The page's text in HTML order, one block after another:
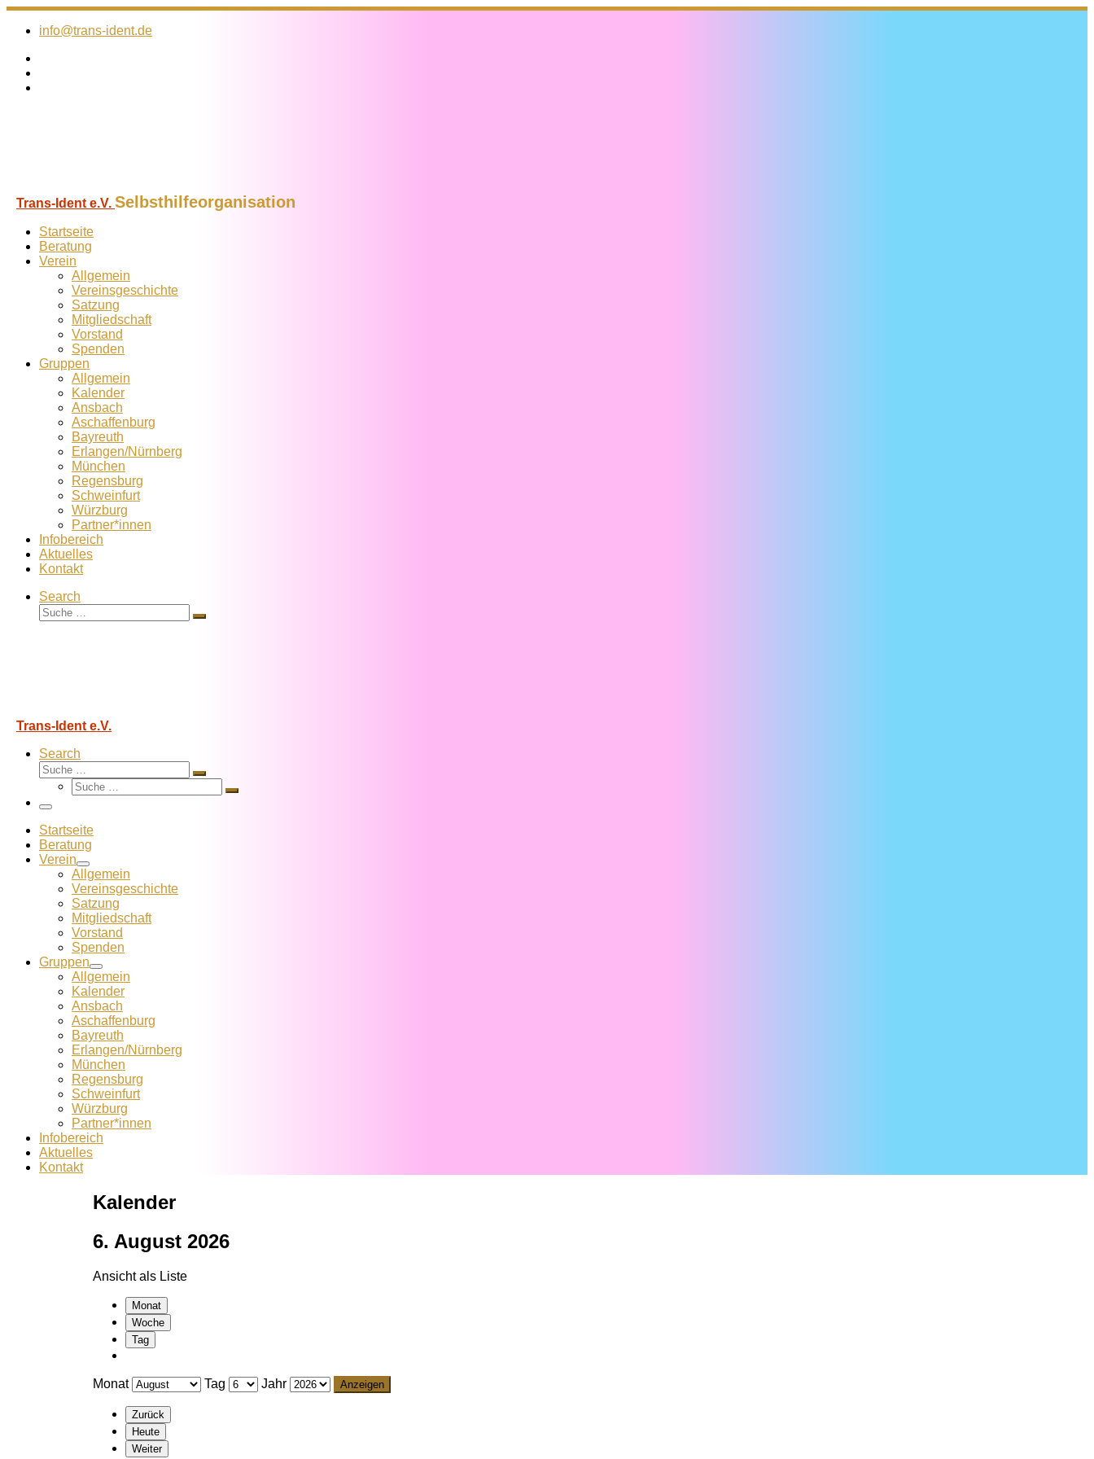
Zum
Inhalt
info@trans-ident.de
Trans-Ident e.V. Selbsthilfeorganisation
Startseite
Beratung
Verein
Allgemein
Vereins­geschichte
Satzung
Mitglied­schaft
Vorstand
Spenden
Gruppen
Allgemein
Kalender
Ansbach
Aschaffenburg
Bayreuth
Erlangen/Nürnberg
München
Regensburg
Schweinfurt
Würzburg
Partner*innen
Infobereich
Aktuelles
Kontakt
Search
Suche
Suche
Trans-Ident e.V.
Search
Suche
Suche
Suche
Suche
Menü
Startseite
Beratung
Verein
Allgemein
Vereins­geschichte
Satzung
Mitglied­schaft
Vorstand
Spenden
Gruppen
Allgemein
Kalender
Ansbach
Aschaffenburg
Bayreuth
Erlangen/Nürnberg
München
Regensburg
Schweinfurt
Würzburg
Partner*innen
Infobereich
Aktuelles
Kontakt
Kalender
6. August 2026
Ansicht als Liste
Monat
Woche
Tag
Monat Tag Jahr
Zurück
Heute
Weiter